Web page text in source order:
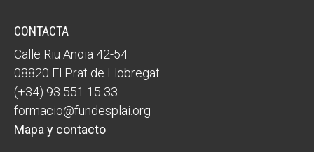
CONTACTA
Calle Riu Anoia 42-54
08820 El Prat de Llobregat
(+34) 93 551 15 33
formacio@fundesplai.org
Mapa y contacto